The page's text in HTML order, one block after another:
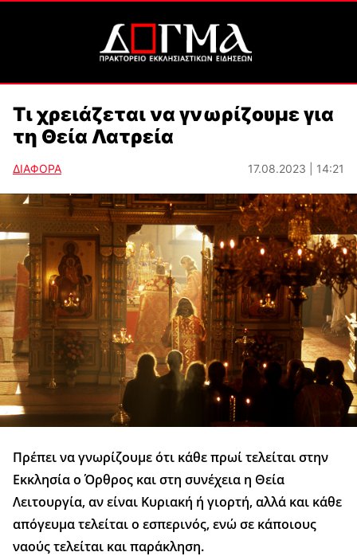
Τι χρειάζεται να γνωρίζουμε για
τη Θεία Λατρεία
ΔΙΑΦΟΡΑ 17.08.2023 | 14:21
Πρέπει να γνωρίζουμε ότι κάθε πρωί τελείται στην
Εκκλησία ο Όρθρος και στη συνέχεια η Θεία
Λειτουργία, αν είναι Κυριακή ή γιορτή, αλλά και κάθε
απόγευμα τελείται ο εσπερινός, ενώ σε κάποιους
ναούς τελείται και παράκληση.